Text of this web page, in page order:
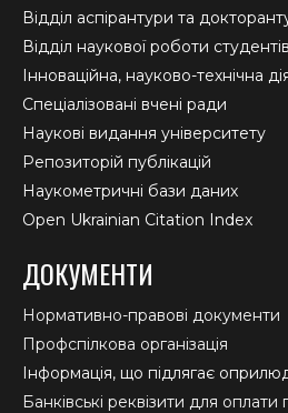
Відділ аспірантури та
Відділ наукової роботи студентів
Інноваційна, науково-технічна
Спеціалізовані вчені ради
Наукові видання університету
Репозиторій публікацій
Наукометричні бази даних
Open Ukrainian Citation Index
ДОКУМЕНТИ
Нормативно-правові документи
Профспілкова організація
Інформація, що підлягає
Банківські реквізити для оплати